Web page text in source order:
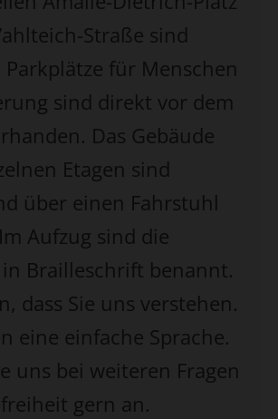
Straße sind
für Menschen
sind direkt vor dem
Das Gebäude
Etagen sind
über einen Fahrstuhl
Aufzug sind die
Brailleschrift benannt.
dass Sie uns verstehen.
eine einfache Sprache.
uns bei weiteren Fragen
gern an.